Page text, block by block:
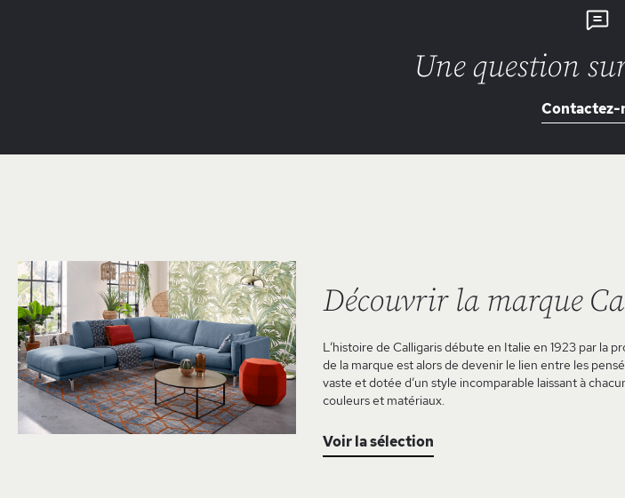
Une question
Contactez-
Découvrir la marque
L’histoire de Calligaris débute en Italie en 1923 par la
de la marque est alors de devenir le lien entre les
vaste et dotée d’un style incomparable laissant à
couleurs et matériaux.
Voir la sélection